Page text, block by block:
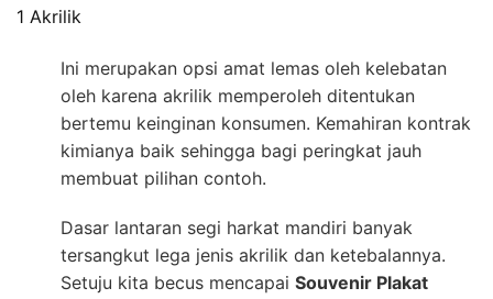
1 Akrilik
Ini merupakan opsi amat lemas oleh kelebatan
oleh karena akrilik memperoleh ditentukan
bertemu keinginan konsumen. Kemahiran kontrak
kimianya baik sehingga bagi peringkat jauh
membuat pilihan contoh.
Dasar lantaran segi harkat mandiri banyak
tersangkut lega jenis akrilik dan ketebalannya.
Setuju kita becus mencapai Souvenir Plakat